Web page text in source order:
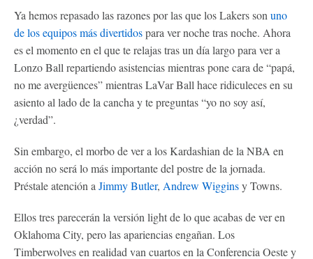
Ya hemos repasado las razones por las que los Lakers son uno
de los equipos más divertidospara ver noche tras noche. Ahora
es el momento en el que te relajas tras un día largo para ver a
Lonzo Ball repartiendo asistencias mientras pone cara de “papá,
no me avergüences” mientras LaVar Ball hace ridiculeces en su
asiento al lado de la cancha y te preguntas “yo no soy así,
¿verdad”.
Sin embargo, el morbo de ver a los Kardashian de la NBA en
acción no será lo más importante del postre de la jornada.
Préstale atención a Jimmy Butler, Andrew Wigginsy Towns.
Ellos tres parecerán la versión light de lo que acabas de ver en
Oklahoma City, pero las apariencias engañan. Los
Timberwolves en realidad van cuartos en la Conferencia Oeste y